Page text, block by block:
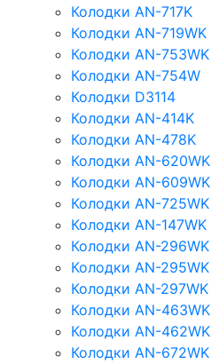
Колодки AN-717K
Колодки AN-719WK
Колодки AN-753WK
Колодки AN-754W
Колодки D3114
Колодки AN-414K
Колодки AN-478K
Колодки AN-620WK
Колодки AN-609WK
Колодки AN-725WK
Колодки AN-147WK
Колодки AN-296WK
Колодки AN-295WK
Колодки AN-297WK
Колодки AN-463WK
Колодки AN-462WK
Колодки AN-672WK